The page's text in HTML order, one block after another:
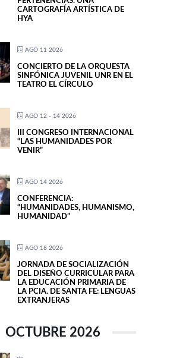
CARTOGRAFÍA ARTÍSTICA DE
HYA
AGO 11 2026
CONCIERTO DE LA ORQUESTA
SINFÓNICA JUVENIL UNR EN EL
TEATRO EL CÍRCULO
AGO 12 - 14 2026
III CONGRESO INTERNACIONAL
“LAS HUMANIDADES POR
VENIR”
AGO 14 2026
CONFERENCIA:
“HUMANIDADES, HUMANISMO,
HUMANIDAD”
AGO 18 2026
JORNADA DE SOCIALIZACIÓN
DEL DISEÑO CURRICULAR PARA
LA EDUCACIÓN PRIMARIA DE
LA PCIA. DE SANTA FE: LENGUAS
EXTRANJERAS
OCTUBRE 2026